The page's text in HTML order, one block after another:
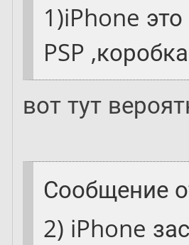
1)iPhone это
PSP
вот тут
Сообщение
2) iPhone